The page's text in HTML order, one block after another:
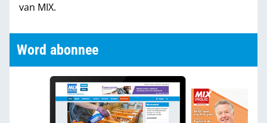
van MIX.
Word abonnee